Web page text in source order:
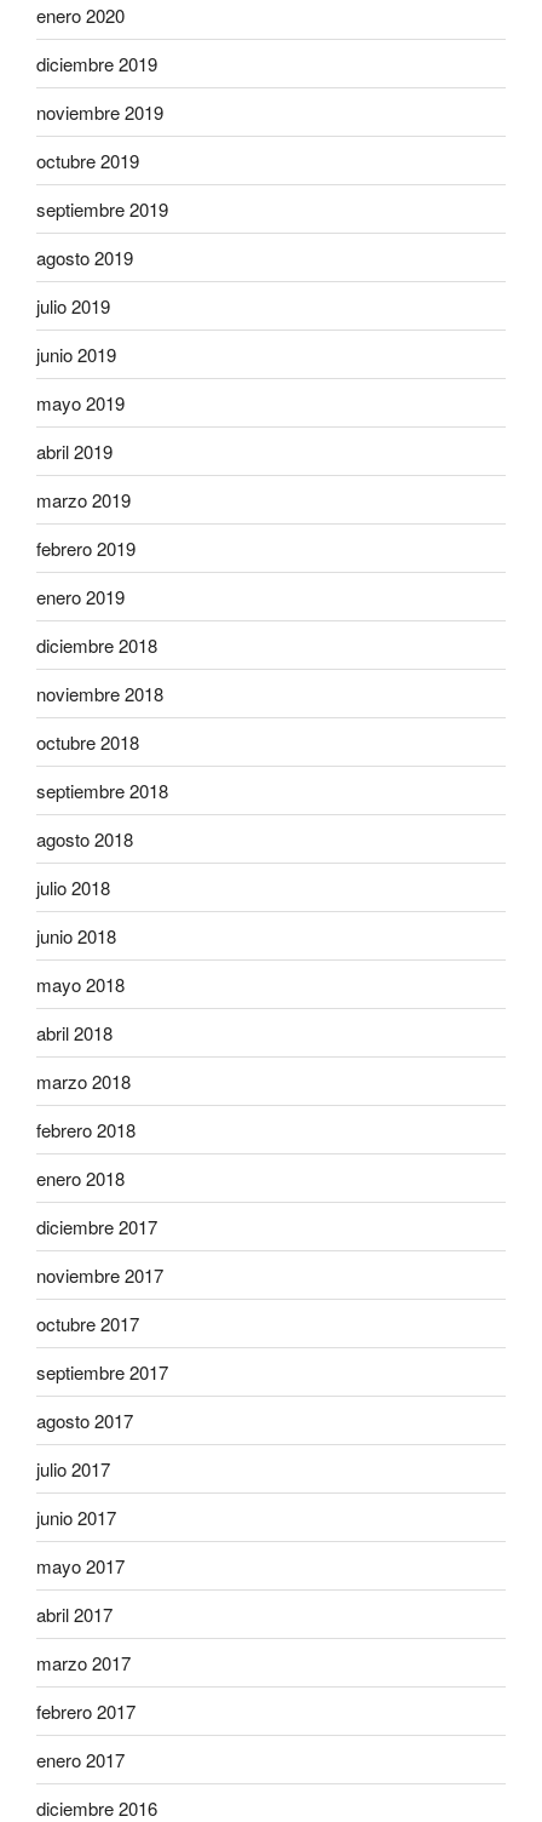
enero 2020
diciembre 2019
noviembre 2019
octubre 2019
septiembre 2019
agosto 2019
julio 2019
junio 2019
mayo 2019
abril 2019
marzo 2019
febrero 2019
enero 2019
diciembre 2018
noviembre 2018
octubre 2018
septiembre 2018
agosto 2018
julio 2018
junio 2018
mayo 2018
abril 2018
marzo 2018
febrero 2018
enero 2018
diciembre 2017
noviembre 2017
octubre 2017
septiembre 2017
agosto 2017
julio 2017
junio 2017
mayo 2017
abril 2017
marzo 2017
febrero 2017
enero 2017
diciembre 2016